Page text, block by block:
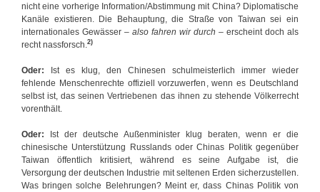
nicht eine vorherige Information/Abstimmung mit China? Diplomatische
Kanäle existieren. Die Behauptung, die Straße von Taiwan sei ein
internationales Gewässer – also fahren wir durch – erscheint doch als
recht nassforsch.2)
Oder: Ist es klug, den Chinesen schulmeisterlich immer wieder
fehlende Menschenrechte offiziell vorzuwerfen, wenn es Deutschland
selbst ist, das seinen Vertriebenen das ihnen zu stehende Völkerrecht
vorenthält.
Oder: Ist der deutsche Außenminister klug beraten, wenn er die
chinesische Unterstützung Russlands oder Chinas Politik gegenüber
Taiwan öffentlich kritisiert, während es seine Aufgabe ist, die
Versorgung der deutschen Industrie mit seltenen Erden sicherzustellen.
Was bringen solche Belehrungen? Meint er, dass Chinas Politik von